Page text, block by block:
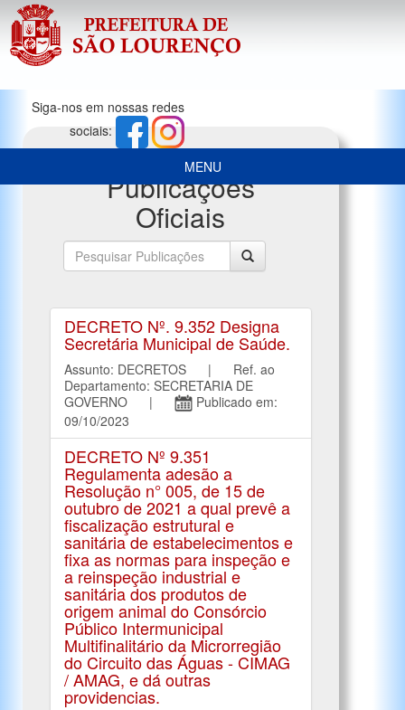
Siga-nos em nossas redes
sociais:
MENU
Publicações
Oficiais
DECRETO Nº. 9.352 Designa
Secretária Municipal de Saúde.
Assunto: DECRETOS | Ref. ao
Departamento: SECRETARIA DE
GOVERNO |
Publicado em:
09/10/2023
DECRETO Nº 9.351
Regulamenta adesão a
Resolução n° 005, de 15 de
outubro de 2021 a qual prevê a
fiscalização estrutural e
sanitária de estabelecimentos e
fixa as normas para inspeção e
a reinspeção industrial e
sanitária dos produtos de
origem animal do Consórcio
Público Intermunicipal
Multifinalitário da Microrregião
do Circuito das Águas - CIMAG
/ AMAG, e dá outras
providencias.